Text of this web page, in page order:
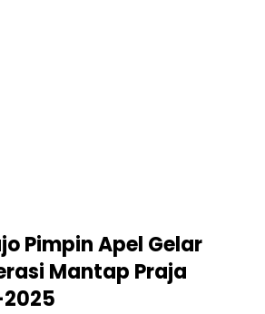
Pimpin Apel Gelar
Mantap Praja